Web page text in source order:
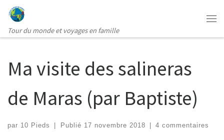
Passer au contenu
Tour du monde et voyages en famille
Ma visite des salineras
de Maras (par Baptiste)
par 10 Pieds | Publié 17 novembre 2018 | 4 commentaires